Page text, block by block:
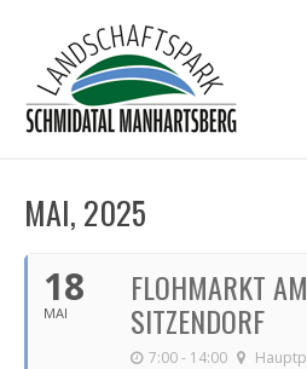
MAI, 2025
18
MAI
FLOHMARKT
SITZENDORF
7:00 - 14:00